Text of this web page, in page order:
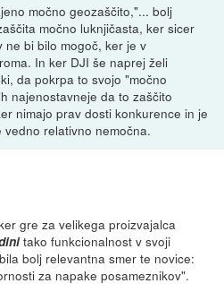
močno geozaščito,"... bolj
močno luknjičasta, ker sicer
ne bi bilo mogoč, ker je v
In ker DJI še naprej želi
da pokrpa to svojo "močno
najenostavneje da to zaščito
nimajo prav dosti konkurence in je
relativno nemočna.
gre za velikega proizvajalca
tako funkcionalnost v svoji
bolj relevantna smer te novice:
za napake posameznikov".